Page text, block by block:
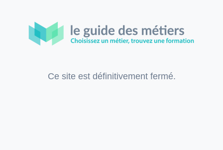
Ce site est définitivement fermé.